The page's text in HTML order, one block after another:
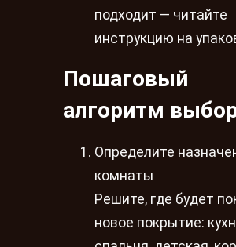
подходит — читайте
инструкцию на
Пошаговый
алгоритм
Определите
комнаты
Решите, где будет
новое покрытие: